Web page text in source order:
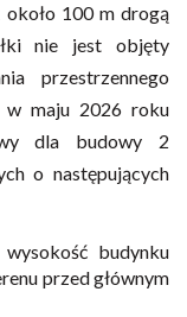
100 m drogą
nie jest objęty
przestrzennego
w maju 2026 roku
dla budowy 2
o następujących
budynku
przed głównym